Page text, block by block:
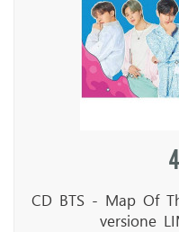
CD BTS - Map Of
versione